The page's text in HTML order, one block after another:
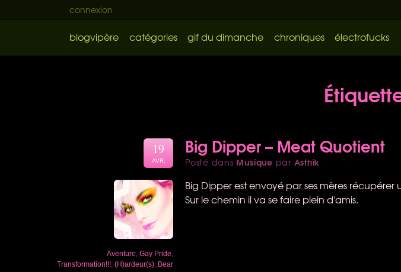
connexion
blogvipère catégories gif du dimanche chroniques électrofucks
Big Dipper – Meat Quotient
Posté dans Musique par Asthik
19
AVR.
Aventure Gay Pride
Transformation!!! (H)ardeur(s) Bear
Big Dipper est envoyé par ses mères
Sur le chemin il va se faire plein d'amis.